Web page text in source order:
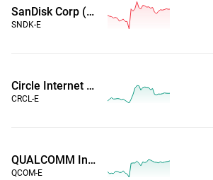
SanDisk Corp (Horario ampliado)
SNDK-E
Circle Internet Group Inc (Horario ampliado)
CRCL-E
QUALCOMM Inc. (Horario ampliado)
QCOM-E